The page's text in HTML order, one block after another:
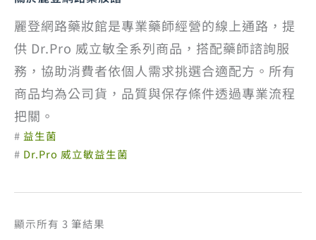
麗登網路藥妝館是專業藥師經營的線上通路，提
供 Dr.Pro 威立敏全系列商品，搭配藥師諮詢服
務，協助消費者依個人需求挑選合適配方。所有
商品均為公司貨，品質與保存條件透過專業流程
把關。
# 益生菌
# Dr.Pro 威立敏益生菌
顯示所有 3 筆結果